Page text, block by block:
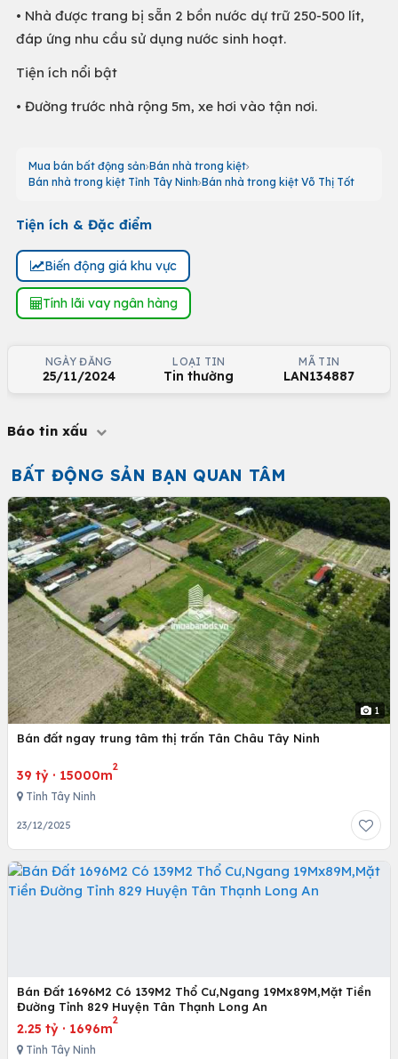
• Nhà được trang bị sẵn 2 bồn nước dự trữ 250-500 lít,
đáp ứng nhu cầu sử dụng nước sinh hoạt.
Tiện ích nổi bật
• Đường trước nhà rộng 5m, xe hơi vào tận nơi.
Mua bán bất động sản Bán nhà trong kiệt
Bán nhà trong kiệt Tỉnh Tây Ninh Bán nhà trong kiệt Võ Thị Tốt
Tiện ích & Đặc điểm
Biến động giá khu vực
Tính lãi vay ngân hàng
NGÀY ĐĂNG
25/11/2024
LOẠI TIN
Tin thường
MÃ TIN
LAN134887
Báo tin xấu
BẤT ĐỘNG SẢN BẠN QUAN TÂM
1
Bán đất ngay trung tâm thị trấn Tân Châu Tây Ninh
39 tỷ · 15000m
2
Tỉnh Tây Ninh
23/12/2025
Bán Đất 1696M2 Có 139M2 Thổ Cư,Ngang 19Mx89M,Mặt Tiền
Đường Tỉnh 829 Huyện Tân Thạnh Long An
2.25 tỷ · 1696m
2
Tỉnh Tây Ninh